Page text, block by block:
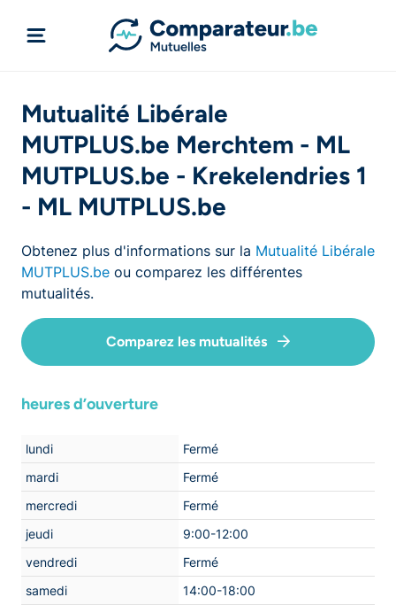
Mutualité Libérale
MUTPLUS.be Merchtem - ML
MUTPLUS.be - Krekelendries 1
- ML MUTPLUS.be
Obtenez plus d'informations sur la Mutualité Libérale
MUTPLUS.be ou comparez les différentes
mutualités.
Comparez les mutualités
heures d’ouverture
lundi
Fermé
mardi
Fermé
mercredi
Fermé
jeudi
9:00-12:00
vendredi
Fermé
samedi
14:00-18:00